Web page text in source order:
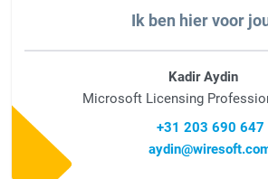
Ik ben hier voor
Kadir Aydin
Microsoft Licensing
+31 203 690 647